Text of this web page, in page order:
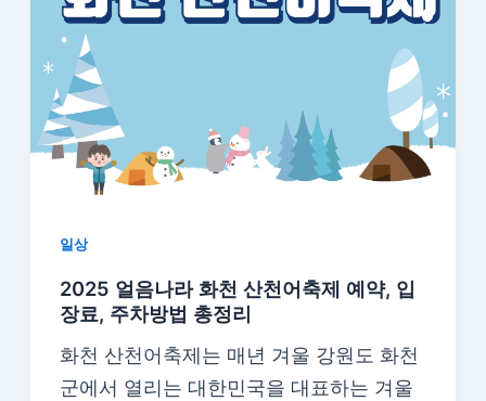
일상
2025 얼음나라 화천 산천어축제 예약, 입
장료, 주차방법 총정리
화천 산천어축제는 매년 겨울 강원도 화천
군에서 열리는 대한민국을 대표하는 겨울